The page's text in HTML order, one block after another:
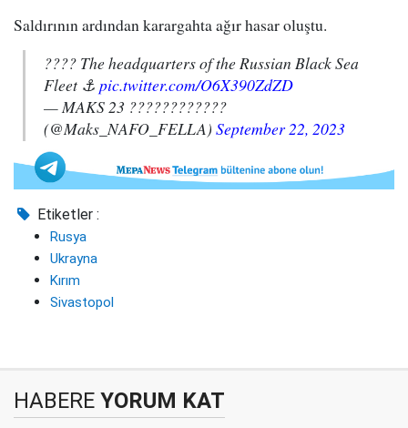
Saldırının ardından karargahta ağır hasar oluştu.
???? The headquarters of the Russian Black Sea
Fleet ⚓ pic.twitter.com/O6X390ZdZD
— MAKS 23 ????????????
(@Maks_NAFO_FELLA) September 22, 2023
Etiketler :
Rusya
Ukrayna
Kırım
Sivastopol
HABERE YORUM KAT